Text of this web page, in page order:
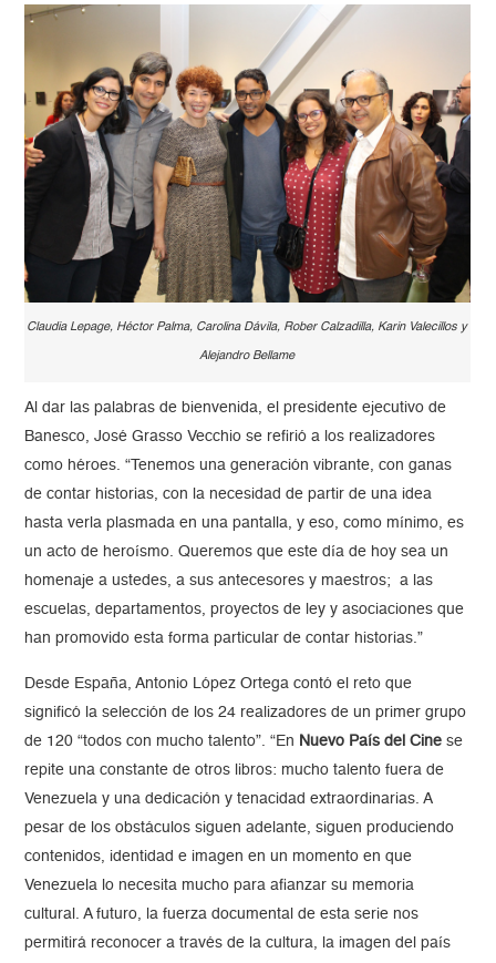
Claudia Lepage, Héctor Palma, Carolina Dávila, Rober Calzadilla, Karin Valecillos y
Alejandro Bellame
Al dar las palabras de bienvenida, el presidente ejecutivo de
Banesco, José Grasso Vecchio se refirió a los realizadores
como héroes. “Tenemos una generación vibrante, con ganas
de contar historias, con la necesidad de partir de una idea
hasta verla plasmada en una pantalla, y eso, como mínimo, es
un acto de heroísmo. Queremos que este día de hoy sea un
homenaje a ustedes, a sus antecesores y maestros; a las
escuelas, departamentos, proyectos de ley y asociaciones que
han promovido esta forma particular de contar historias.”
Desde España, Antonio López Ortega contó el reto que
significó la selección de los 24 realizadores de un primer grupo
de 120 “todos con mucho talento”.“En Nuevo País del Cinese
repite una constante de otros libros: mucho talento fuera de
Venezuela y una dedicación y tenacidad extraordinarias. A
pesar de los obstáculos siguen adelante, siguen produciendo
contenidos, identidad e imagen en un momento en que
Venezuela lo necesita mucho para afianzar su memoria
cultural. A futuro, la fuerza documental de esta serie nos
permitirá reconocer a través de la cultura, la imagen del país